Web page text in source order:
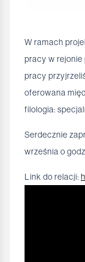
W ramach
pracy w rejonie
pracy
oferowana
filologia:
Serdecznie
września o
Link do relacji: